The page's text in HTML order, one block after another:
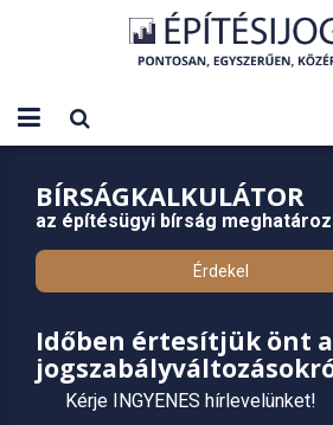
BÍRSÁGKALKULÁTOR
az építésügyi bírság
Érdekel
Időben értesítjük önt a
Kérje INGYENES hírlevelünket!